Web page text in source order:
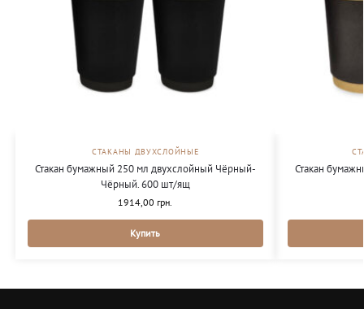
СТАКАНЫ ДВУХСЛОЙНЫЕ
Стакан бумажный 250 мл двухслойный Чёрный-
Чёрный. 600 шт/ящ
1914,00 грн.
Купить
Стакан